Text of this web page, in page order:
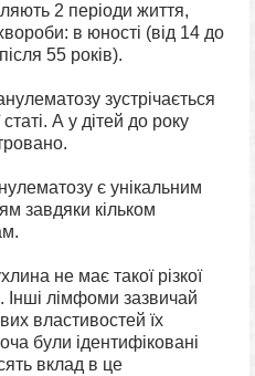
2 періоди життя,
в юності (від 14 до
55 років).
зустрічається
А у дітей до року
є унікальним
завдяки кільком
не має такої різкої
Інші лімфоми зазвичай
властивостей їх
були ідентифіковані
вклад в це